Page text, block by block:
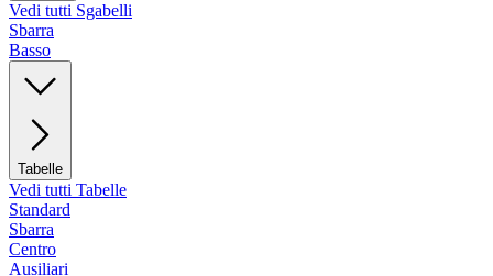
Vedi tutti Sgabelli
Sbarra
Basso
Tabelle
Vedi tutti Tabelle
Standard
Sbarra
Centro
Ausiliari